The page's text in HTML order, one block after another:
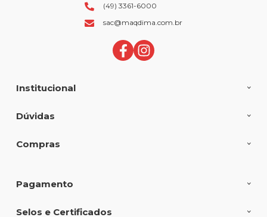
Institucional
Dúvidas
Compras
(49) 3361-6000
sac@maqdima.com.br
Pagamento
Selos e Certificados